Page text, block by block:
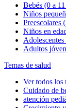
Bebés (0 a
Niños
Preescolares
Niños en
Adultos
Temas de salud
Ver todos los
Cuidado de
atención